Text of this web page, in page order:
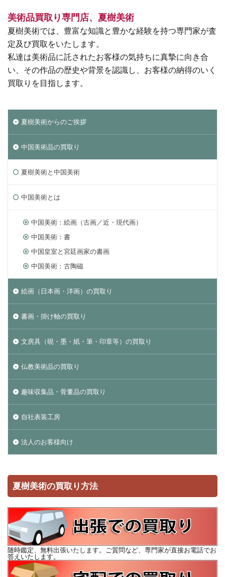
美術品買取り専門店、夏樹美術
夏樹美術では、豊富な知識と豊かな経験を持つ専門家が査
定及び買取をいたします。
私達は美術品に託されたお客様の気持ちに真摯に向き合
い、その作品の歴史や背景を認識し、お客様の納得のいく
買取りを目指します。
夏樹美術からのご挨拶
中国美術品の買取り
夏樹美術と中国美術
中国美術とは
中国美術：絵画（古画／近・現代画）
中国美術：書
中国皇室と宮廷画家の書画
中国美術：古陶磁
絵画（日本画・洋画）の買取り
書画・掛け軸の買取り
文房具（硯・墨・紙・筆・印章等）の買取り
仏教美術品の買取り
趣味収集品・骨董品の買取り
自社表装工房
法人のお客様向け
夏樹美術の買取り方法
随時鑑定、無料出張いたします。ご質問など、専門家が直接お電話でお
答えいたします。